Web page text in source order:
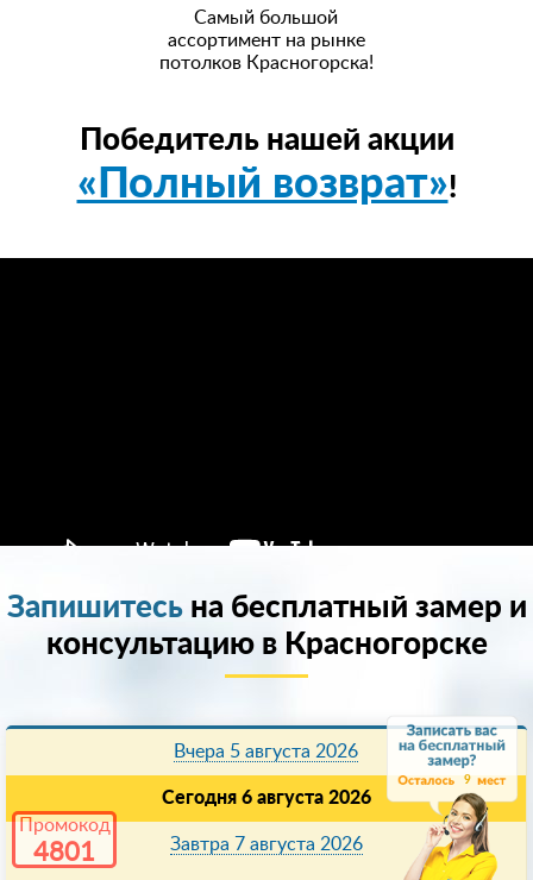
9
Промокод
4801
Самый большой
ассортимент на рынке
потолков Красногорска!
Победитель нашей акции
«Полный возврат»!
Запишитесьна бесплатный замер и
консультацию в Красногорске
Вчера 5 августа 2026
Сегодня 6 августа 2026
Завтра 7 августа 2026